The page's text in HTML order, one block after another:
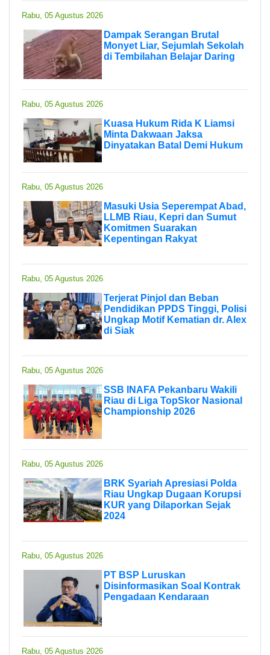
Rabu, 05 Agustus 2026
Dampak Serangan Brutal
Monyet Liar, Sejumlah Sekolah
di Tembilahan Belajar Daring
Rabu, 05 Agustus 2026
Kuasa Hukum Rida K Liamsi
Minta Dakwaan Jaksa
Dinyatakan Batal Demi Hukum
Rabu, 05 Agustus 2026
Masuki Usia Seperempat Abad,
LLMB Riau, Kepri dan Sumut
Komitmen Suarakan
Kepentingan Rakyat
Rabu, 05 Agustus 2026
Terjerat Pinjol dan Beban
Pendidikan PPDS Tinggi, Polisi
Ungkap Motif Kematian dr. Alex
di Siak
Rabu, 05 Agustus 2026
SSB INAFA Pekanbaru Wakili
Riau di Liga TopSkor Nasional
Championship 2026
Rabu, 05 Agustus 2026
BRK Syariah Apresiasi Polda
Riau Ungkap Dugaan Korupsi
KUR yang Dilaporkan Sejak
2024
Rabu, 05 Agustus 2026
PT BSP Luruskan
Disinformasikan Soal Kontrak
Pengadaan Kendaraan
Rabu, 05 Agustus 2026